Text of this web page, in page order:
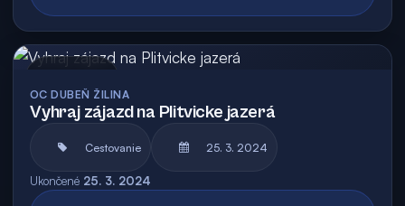
OC DUBEŇ ŽILINA
Vyhraj zájazd na Plitvicke jazerá
Cestovanie 25. 3. 2024
Ukončené 25. 3. 2024